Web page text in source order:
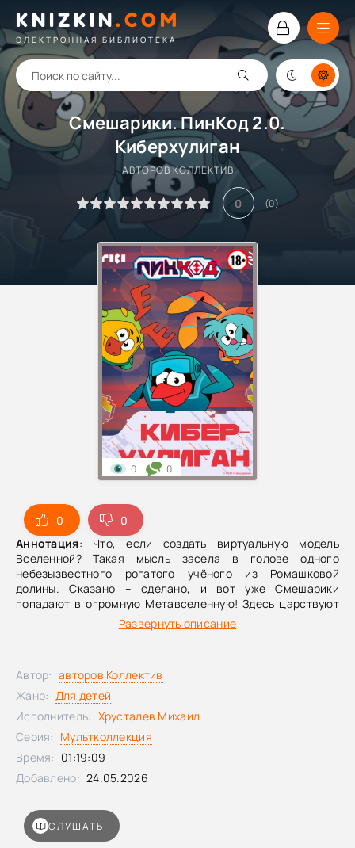
KNIZKIN. COM
ЭЛЕКТРОННАЯ БИБЛИОТЕКА
Смешарики. ПинКод 2.0.
Киберхулиган
АВТОРОВ КОЛЛЕКТИВ
0 (0)
0
0
Аннотация: Что, если создать виртуальную модель
Вселенной? Такая мысль засела в голове одного
небезызвестного рогатого учёного из Ромашковой
долины. Сказано – сделано, и вот уже Смешарики
попадают в огромную Метавселенную! Здесь царствуют
технологии, а компанию героям составляет
искусственный интеллект Эва. Вместе с Эвой Смешарики
спасут Метавселенную от гор мусора, займутся
червячной дрессировкой и даже создадут целую
экосистему! Пристегнуть ремни, плазменные излучатели
на изготовку – мы отправляемся в самое яркое и
технологичное путешествие!
Развернуть описание
0 0
СЛУШАТЬ
Автор: авторов Коллектив
Жанр: Для детей
Исполнитель: Хрусталев Михаил
Серия: Мультколлекция
Время: 01:19:09
Добавлено: 24.05.2026